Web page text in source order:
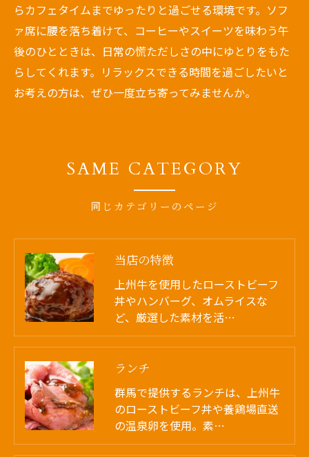
らカフェタイムまでゆったりと過ごせる環境です。ソフ
ァ席に腰を落ち着けて、コーヒーやスイーツを味わう午
後のひとときは、日常の慌ただしさの中にゆとりをもた
らしてくれます。リラックスできる時間を過ごしたいと
お考えの方は、ぜひ一度立ち寄ってみませんか。
同じカテゴリーのページ
SAME CATEGORY
当店の特徴
上州牛を使用したローストビーフ
丼やハンバーグ、オムライスな
ど、厳選した素材を活…
ランチ
群馬で提供するランチは、上州牛
のローストビーフ丼や養鶏場直送
の温泉卵を使用。素…